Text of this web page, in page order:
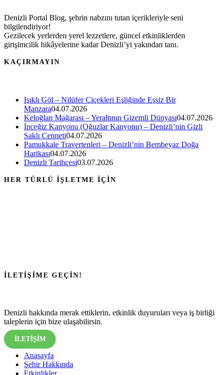
Denizli Portal Blog, şehrin nabzını tutan içerikleriyle seni
bilgilendiriyor!
Gezilecek yerlerden yerel lezzetlere, güncel etkinliklerden
girişimcilik hikâyelerine kadar Denizli’yi yakından tanı.
KAÇIRMAYIN
Işıklı Göl – Nilüfer Çiçekleri Eşliğinde Eşsiz Bir
Manzara04.07.2026
Keloğlan Mağarası – Yeraltının Gizemli Dünyası04.07.2026
İnceğiz Kanyonu (Oğuzlar Kanyonu) – Denizli’nin Gizli
Saklı Cenneti04.07.2026
Pamukkale Travertenleri – Denizli’nin Bembeyaz Doğa
Harikası04.07.2026
Denizli Tarihçesi03.07.2026
HER TÜRLÜ İŞLETME İÇİN
İLETİŞİME GEÇİN!
Denizli hakkında merak ettiklerin, etkinlik duyuruları veya iş birliği
taleplerin için bize ulaşabilirsin.
İLETİŞİM
Anasayfa
Şehir Hakkında